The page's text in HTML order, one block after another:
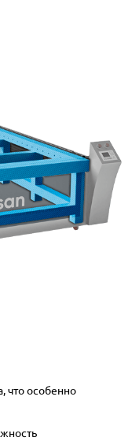
что особенно